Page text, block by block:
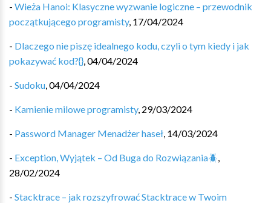
- Wieża Hanoi: Klasyczne wyzwanie logiczne – przewodnik
początkującego programisty, 17/04/2024
- Dlaczego nie piszę idealnego kodu, czyli o tym kiedy i jak
pokazywać kod?{},04/04/2024
- Sudoku,04/04/2024
- Kamienie milowe programisty, 29/03/2024
- Password Manager Menadżer haseł, 14/03/2024
- Exception, Wyjątek – Od Buga do Rozwiązania🪲️,
28/02/2024
- Stacktrace – jak rozszyfrować Stacktrace w Twoim